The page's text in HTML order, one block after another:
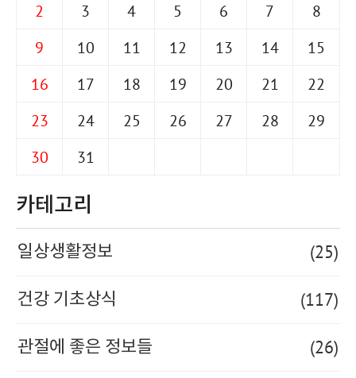
2
3 4 5 6 7
8
9
10 11 12 13 14
15
16
17 18 19 20 21
22
23
24 25 26 27 28
29
30
31
카테고리
일상생활정보 (25)
건강 기초상식 (117)
관절에 좋은 정보들 (26)